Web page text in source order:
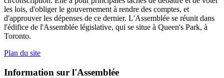
les lois, d'obliger le gouvernement à rendre des comptes, et
d'approuver les dépenses de ce dernier. L'Assemblée se réunit dans
l'édifice de l'Assemblée législative, qui se situe à Queen's Park, à
Toronto.
Plan du site
Information sur l'Assemblée